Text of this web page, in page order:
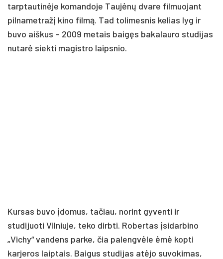
tarptautinėje komandoje Taujėnų dvare filmuojant
pilnametražį kino filmą. Tad tolimesnis kelias lyg ir
buvo aiškus – 2009 metais baigęs bakalauro studijas
nutarė siekti magistro laipsnio.
Kursas buvo įdomus, tačiau, norint gyventi ir
studijuoti Vilniuje, teko dirbti. Robertas įsidarbino
„Vichy“ vandens parke, čia palengvėle ėmė kopti
karjeros laiptais. Baigus studijas atėjo suvokimas,